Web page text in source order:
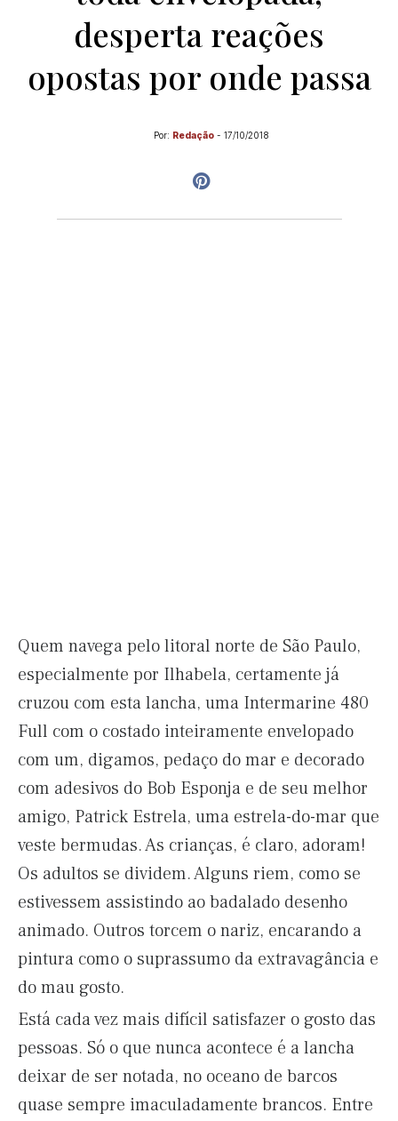
desperta reações
opostas por onde passa
Por: Redação - 17/10/2018
Quem navega pelo litoral norte de São Paulo,
especialmente por Ilhabela, certamente já
cruzou com esta lancha, uma Intermarine 480
Full com o costado inteiramente envelopado
com um, digamos, pedaço do mar e decorado
com adesivos do Bob Esponja e de seu melhor
amigo, Patrick Estrela, uma estrela-do-mar que
veste bermudas. As crianças, é claro, adoram!
Os adultos se dividem. Alguns riem, como se
estivessem assistindo ao badalado desenho
animado. Outros torcem o nariz, encarando a
pintura como o suprassumo da extravagância e
do mau gosto.
Está cada vez mais difícil satisfazer o gosto das
pessoas. Só o que nunca acontece é a lancha
deixar de ser notada, no oceano de barcos
quase sempre imaculadamente brancos. Entre